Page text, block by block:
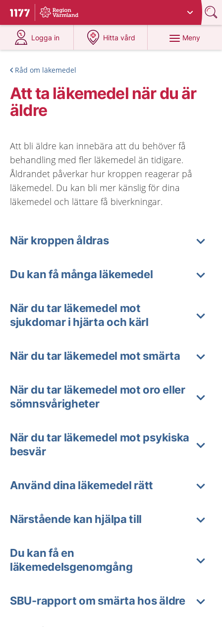
Till startsidan för 1177
Du har valt region
Logga in
på 1177.se
Hitta vård
på 1177.se
Meny
Råd om läkemedel
Att ta läkemedel när du är
äldre
Att bli äldre kan innebära att du behöver få
behandling med fler läkemedel än tidigare.
Åldrandet påverkar hur kroppen reagerar på
läkemedel. Du kan bli mer känslig för dina
läkemedel och lättare få biverkningar.
När kroppen åldras
Du kan få många läkemedel
När du tar läkemedel mot
sjukdomar i hjärta och kärl
När du tar läkemedel mot smärta
När du tar läkemedel mot oro eller
sömnsvårigheter
När du tar läkemedel mot psykiska
besvär
Använd dina läkemedel rätt
Närstående kan hjälpa till
Du kan få en
läkemedelsgenomgång
SBU-rapport om smärta hos äldre